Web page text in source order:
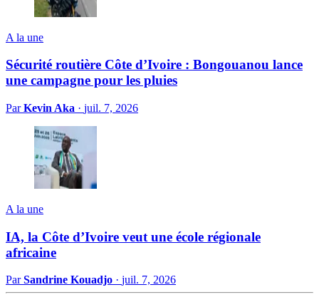
A la une
Sécurité routière Côte d’Ivoire : Bongouanou lance
une campagne pour les pluies
ParKevin Aka · juil. 7, 2026
A la une
IA, la Côte d’Ivoire veut une école régionale
africaine
ParSandrine Kouadjo · juil. 7, 2026